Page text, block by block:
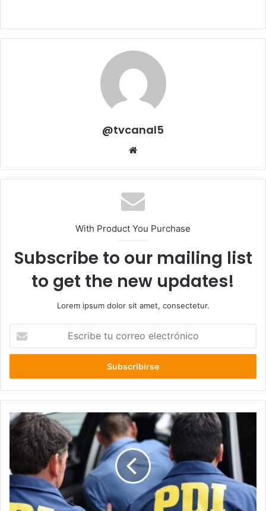
@tvcanal5
With Product You Purchase
Subscribe to our mailing list
to get the new updates!
Lorem ipsum dolor sit amet, consectetur.
correo
PDI
La
Unión
a
hombre
con